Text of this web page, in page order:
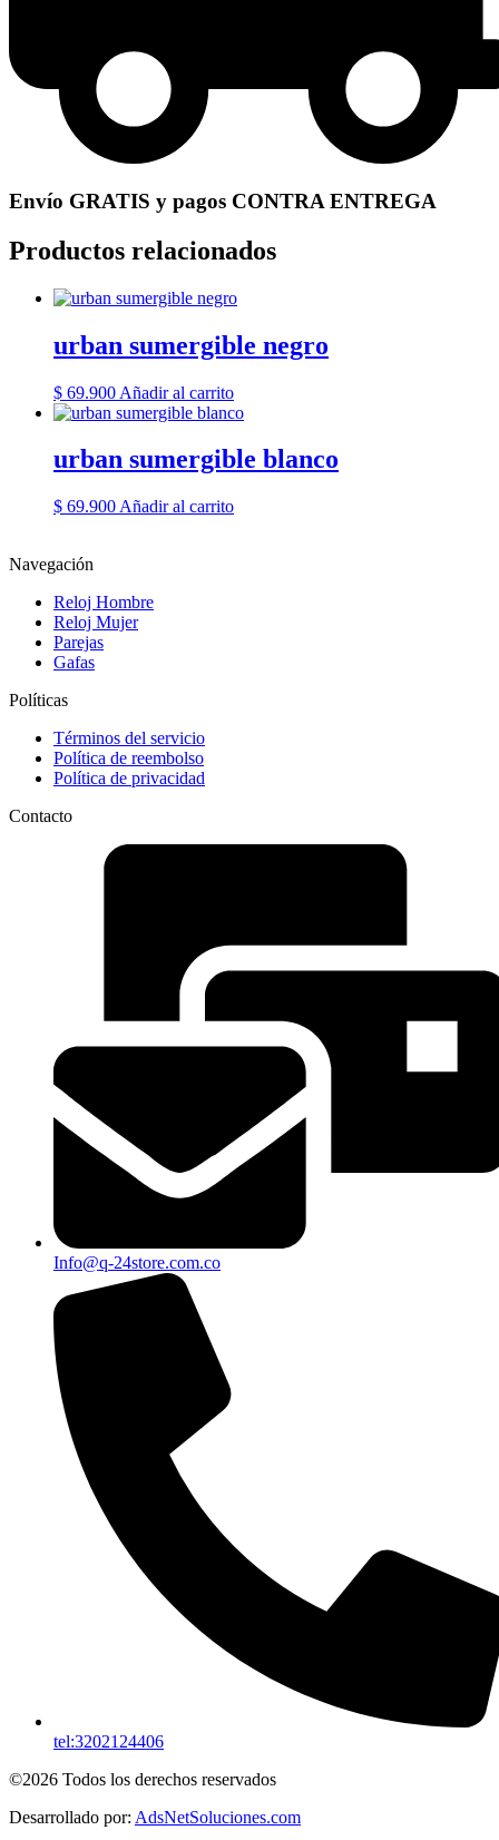
Envío GRATIS y pagos CONTRA ENTREGA
Productos relacionados
urban sumergible negro
$ 69.900 Añadir al carrito
urban sumergible blanco
$ 69.900 Añadir al carrito
Navegación
Reloj Hombre
Reloj Mujer
Parejas
Gafas
Políticas
Términos del servicio
Política de reembolso
Política de privacidad
Contacto
Info@q-24store.com.co
tel:3202124406
©2026 Todos los derechos reservados
Desarrollado por: AdsNetSoluciones.com